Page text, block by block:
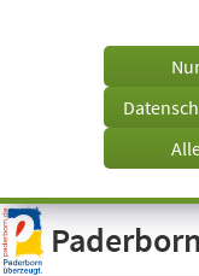
Visuelle
Assistenzsoftware
öffnen.Paderborn